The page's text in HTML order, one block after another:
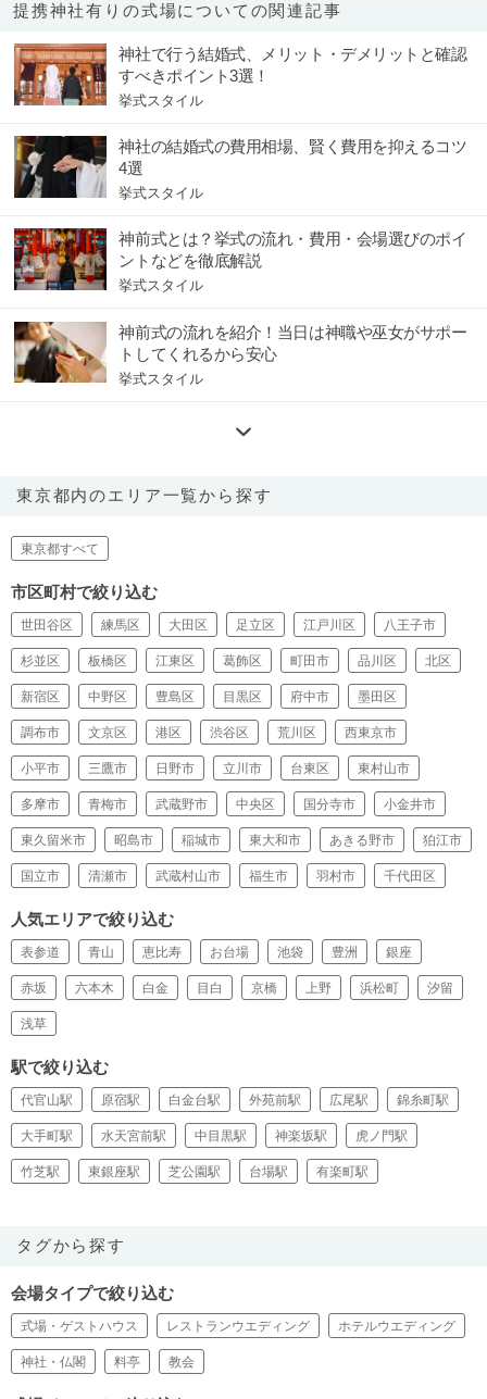
提携神社有りの式場についての関連記事
神社で行う結婚式、メリット・デメリットと確認
すべきポイント3選！
挙式スタイル
神社の結婚式の費用相場、賢く費用を抑えるコツ
4選
挙式スタイル
神前式とは？挙式の流れ・費用・会場選びのポイ
ントなどを徹底解説
挙式スタイル
神前式の流れを紹介！当日は神職や巫女がサポー
トしてくれるから安心
挙式スタイル
東京都内のエリア一覧から探す
東京都すべて
市区町村で絞り込む
世田谷区 練馬区 大田区 足立区 江戸川区 八王子市
杉並区 板橋区 江東区 葛飾区 町田市 品川区 北区
新宿区 中野区 豊島区 目黒区 府中市 墨田区
調布市 文京区 港区 渋谷区 荒川区 西東京市
小平市 三鷹市 日野市 立川市 台東区 東村山市
多摩市 青梅市 武蔵野市 中央区 国分寺市 小金井市
東久留米市 昭島市 稲城市 東大和市 あきる野市 狛江市
国立市 清瀬市 武蔵村山市 福生市 羽村市 千代田区
人気エリアで絞り込む
表参道 青山 恵比寿 お台場 池袋 豊洲 銀座
赤坂 六本木 白金 目白 京橋 上野 浜松町 汐留
浅草
駅で絞り込む
代官山駅 原宿駅 白金台駅 外苑前駅 広尾駅 錦糸町駅
大手町駅 水天宮前駅 中目黒駅 神楽坂駅 虎ノ門駅
竹芝駅 東銀座駅 芝公園駅 台場駅 有楽町駅
タグから探す
会場タイプで絞り込む
式場・ゲストハウス レストランウエディング ホテルウエディング
神社・仏閣 料亭 教会